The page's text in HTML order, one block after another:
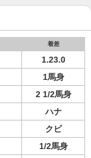
着差
1.23.0
1馬身
2 1/2馬身
ハナ
クビ
1/2馬身